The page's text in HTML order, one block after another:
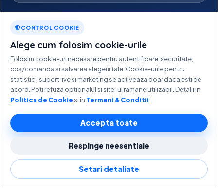
Reload Playlist
Probleme cu lista? Apasă butonul "Reîncarcă" din
dreptul dispozitivului și lista se actualizează
CONTROL COOKIE
Alege cum folosim cookie-urile
Folosim cookie-uri necesare pentru autentificare, securitate,
cos/comanda si salvarea alegerii tale. Cookie-urile pentru
statistici, suport live si marketing se activeaza doar daca esti de
acord. Poti refuza optionalul si site-ul ramane utilizabil. Detalii in
Politica de Cookiesi in Termeni & Conditii
Accepta toate
Respinge neesentiale
Setari detaliate